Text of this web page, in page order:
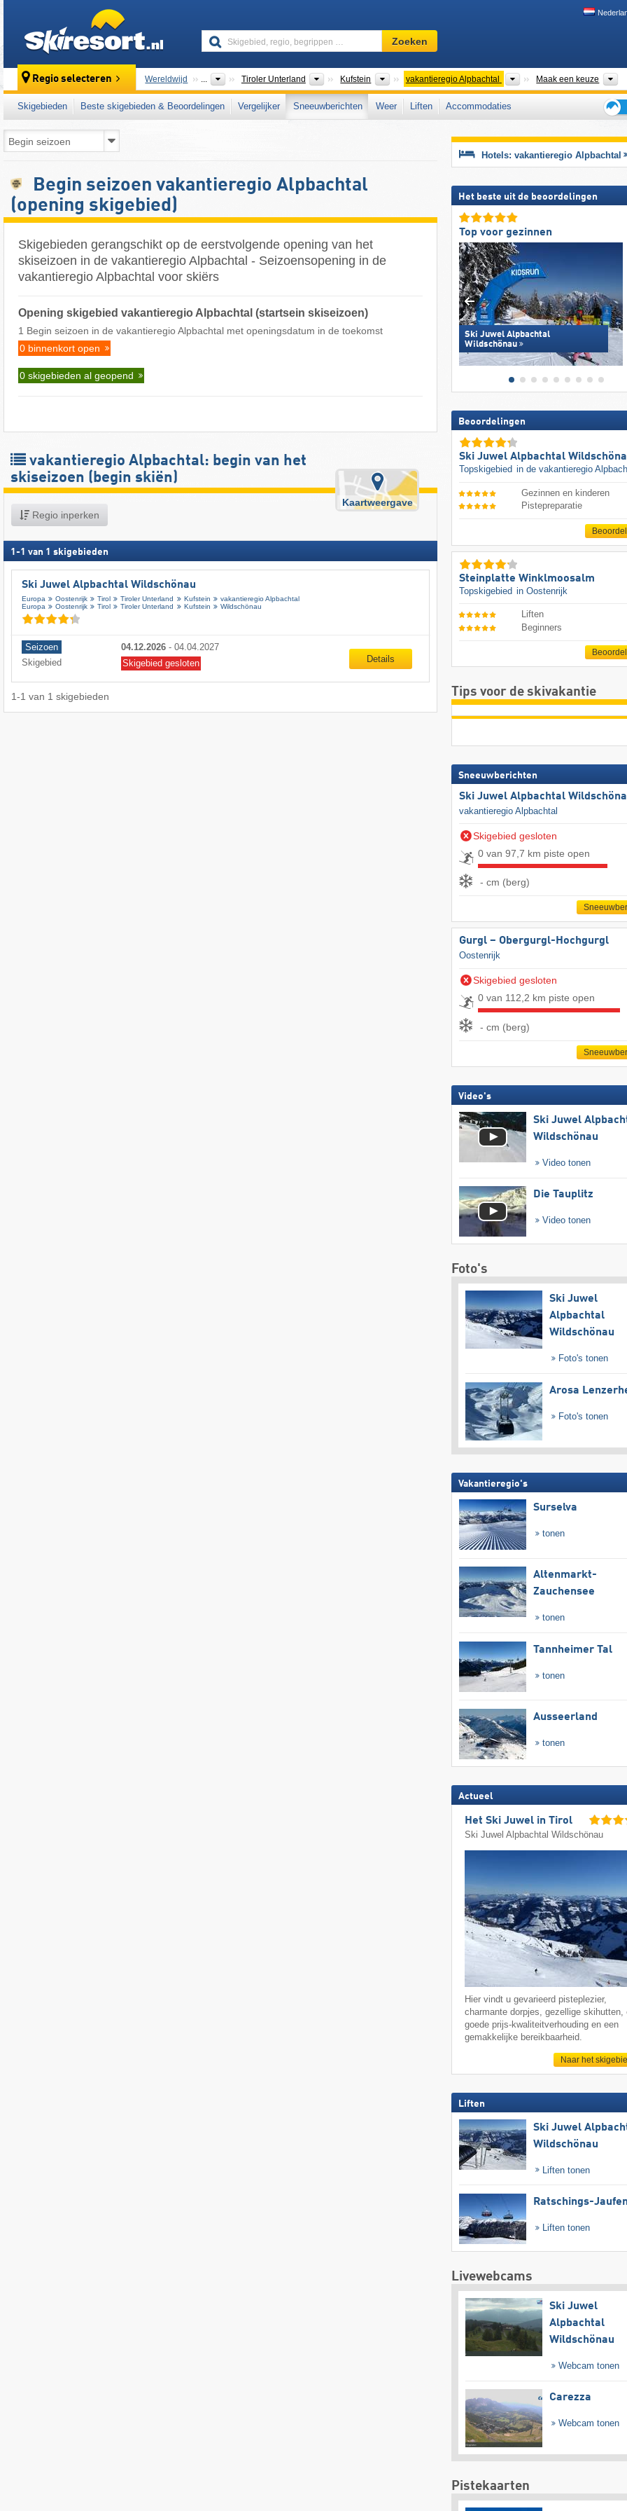
Skigebied,
regio,
…
Zoeken
Regio selecteren Wereldwijd ... Tiroler Unterland Macroregio's
Kufstein Districten
vakantieregio Alpbachtal Toeristische regio's
Maak een keuze
Skigebieden Beste skigebieden & Beoordelingen Vergelijker Sneeuwberichten Weer Liften
Accommodaties
voor
de
Begin seizoen vakantieregio Alpbachtal
(opening skigebied)
Skigebieden gerangschikt op de eerstvolgende opening van het
skiseizoen in de vakantieregio Alpbachtal - Seizoensopening in de
vakantieregio Alpbachtal voor skiërs
Opening skigebied vakantieregio Alpbachtal (startsein skiseizoen)
1 Begin seizoen in de vakantieregio Alpbachtal met openingsdatum in de toekomst
0 binnenkort open
0 skigebieden al geopend
vakantieregio Alpbachtal: begin van het
skiseizoen (begin skiën)
Regio inperken
Kaartweergave
1 -1 van 1 skigebieden
Ski Juwel Alpbachtal Wildschönau
Europa Oostenrijk Tirol Tiroler Unterland Kufstein
vakantieregio Alpbachtal
Europa
Oostenrijk Tirol Tiroler Unterland Kufstein Wildschönau
Seizoen 04.12.2026 - 04.04.2027
Skigebied
Skigebied gesloten Details
1-1 van 1 skigebieden
Hotels: vakantieregio Alpbachtal
Het beste uit de beoordelingen
Top voor gezinnen
Ski Juwel Alpbachtal
Wildschönau
Beoordelingen
Ski Juwel Alpbachtal
Topskigebied in de vakantieregio
Gezinnen en kinderen
Pistepreparatie
Steinplatte Winklmoosalm
Topskigebied in Oostenrijk
Liften
Beginners
Tips voor de skivakantie
Sneeuwberichten
Ski Juwel Alpbachtal
vakantieregio Alpbachtal
Skigebied gesloten
0 van 97,7 km piste open
- cm (berg)
Gurgl – Obergurgl-Hochgurgl
Oostenrijk
Skigebied gesloten
0 van 112,2 km piste open
- cm (berg)
Video's
Ski Juwel
Wildschönau
Video tonen
Die Tauplitz
Video tonen
Foto's
Ski Juwel
Alpbachtal
Wildschönau
Foto's tonen
Arosa
Foto's tonen
Vakantieregio's
Surselva
tonen
Altenmarkt-
Zauchensee
tonen
Tannheimer Tal
tonen
Ausseerland
tonen
Actueel
Het Ski Juwel in Tirol
Ski Juwel Alpbachtal Wildschönau
Hier vindt u gevarieerd pisteplezier,
charmante dorpjes, gezellige skihutten,
goede prijs-kwaliteitverhouding en een
gemakkelijke bereikbaarheid.
Naar het
Liften
Ski Juwel
Wildschönau
Liften tonen
Ratschings-
Liften tonen
Livewebcams
Ski Juwel
Alpbachtal
Wildschönau
Webcam tonen
Carezza
Webcam tonen
Pistekaarten